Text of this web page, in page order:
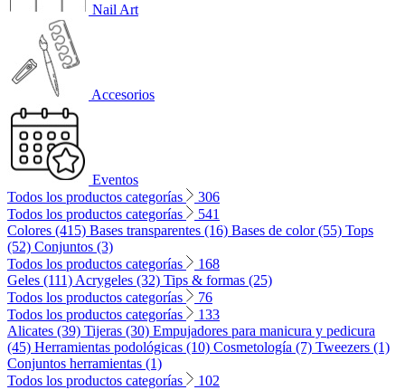
Nail Art
Accesorios
Eventos
Todos los productos categorías
306
Todos los productos categorías
541
Colores (415) Bases transparentes (16) Bases de color (55) Tops
(52) Conjuntos (3)
Todos los productos categorías
168
Geles (111) Acrygeles (32) Tips & formas (25)
Todos los productos categorías
76
Todos los productos categorías
133
Alicates (39) Tijeras (30) Empujadores para manicura y pedicura
(45) Herramientas podológicas (10) Cosmetología (7) Tweezers (1)
Conjuntos herramientas (1)
Todos los productos categorías
102